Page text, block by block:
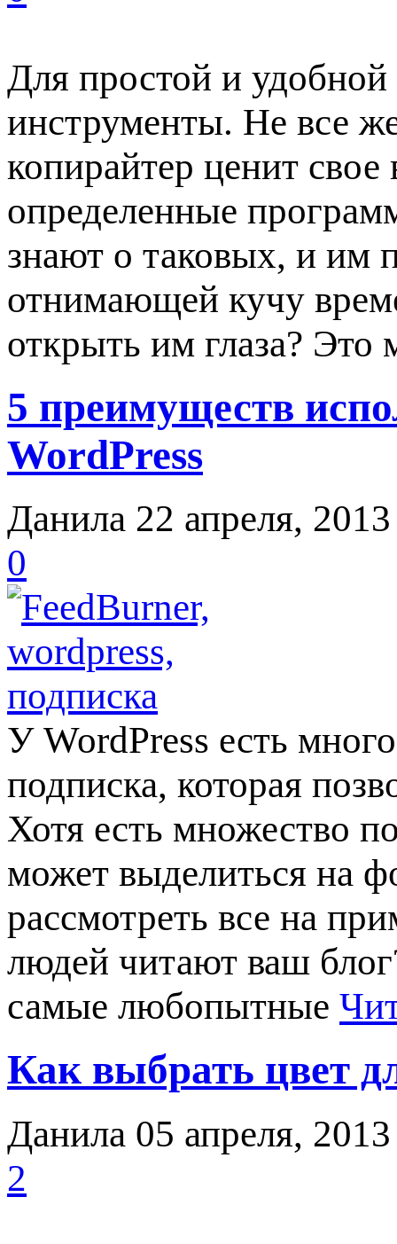
Для простой и
инструменты. Не все
копирайтер ценит свое
определенные
знают о таковых, и им
отнимающей кучу
открыть им глаза?
5 преимуществ
WordPress
Данила 22 апреля, 2013
0
У WordPress есть
подписка, которая
Хотя есть множество
может выделиться на
рассмотреть все на
людей читают ваш
самые любопытные
Как выбрать цвет
Данила 05 апреля, 2013
2